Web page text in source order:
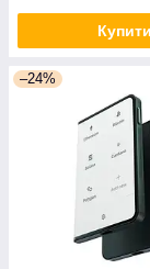
Купити
–24%